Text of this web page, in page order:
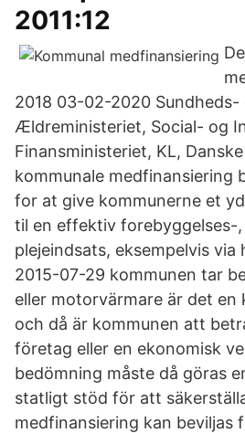
2011:12
2018 03-02-2020 Sundheds-
Ældreministeriet, Social- og
Finansministeriet, KL,
kommunale medfinansiering
for at give kommunerne et
til en effektiv
plejeindsats, eksempelvis via
2015-07-29 kommunen tar
eller motorvärmare är det en
och då är kommunen att
företag eller en ekonomisk
bedömning måste då göras
statligt stöd för att
medfinansiering kan beviljas